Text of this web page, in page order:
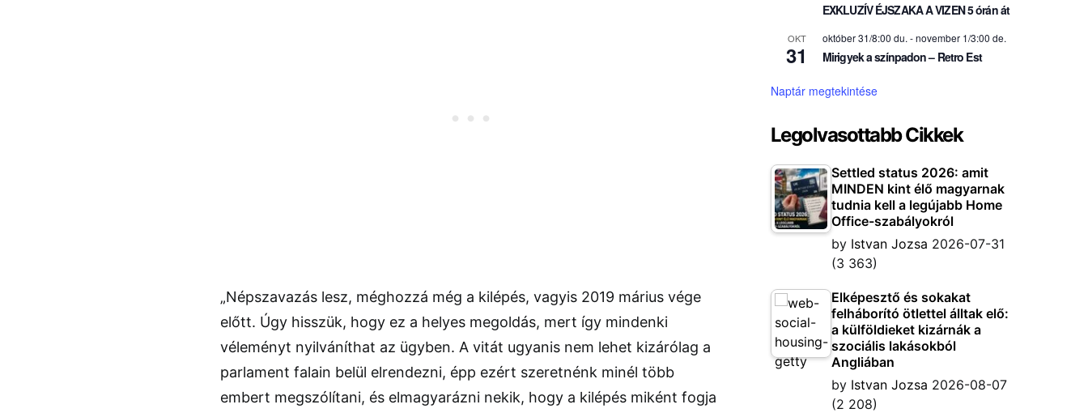
„Népszavazás lesz, méghozzá még a kilépés, vagyis 2019 márius vége
előtt. Úgy hisszük, hogy ez a helyes megoldás, mert így mindenki
véleményt nyilváníthat az ügyben. A vitát ugyanis nem lehet kizárólag a
parlament falain belül elrendezni, épp ezért szeretnénk minél több
embert megszólítani, és elmagyarázni nekik, hogy a kilépés miként fogja
EXKLUZÍV ÉJSZAKA A VIZEN 5 órán át
OKT
31
október 31/8:00 du. -november 1/3:00 de.
Mirigyek a színpadon – Retro Est
Naptár megtekintése
Legolvasottabb Cikkek
Settled status 2026: amit
MINDEN kint élő magyarnak
tudnia kell a legújabb Home
Office-szabályokról
by Istvan Jozsa 2026-07-31
(3 363)
Elképesztő és sokakat
felháborító ötlettel álltak elő:
a külföldieket kizárnák a
szociális lakásokból
Angliában
by Istvan Jozsa 2026-08-07
(2 208)